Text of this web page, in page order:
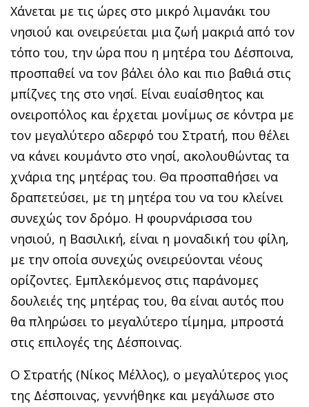
Χάνεται με τις ώρες στο μικρό λιμανάκι του
νησιού και ονειρεύεται μια ζωή μακριά από τον
τόπο του, την ώρα που η μητέρα του Δέσποινα,
προσπαθεί να τον βάλει όλο και πιο βαθιά στις
μπίζνες της στο νησί. Είναι ευαίσθητος και
ονειροπόλος και έρχεται μονίμως σε κόντρα με
τον μεγαλύτερο αδερφό του Στρατή, που θέλει
να κάνει κουμάντο στο νησί, ακολουθώντας τα
χνάρια της μητέρας του. Θα προσπαθήσει να
δραπετεύσει, με τη μητέρα του να του κλείνει
συνεχώς τον δρόμο. Η φουρνάρισσα του
νησιού, η Βασιλική, είναι η μοναδική του φίλη,
με την οποία συνεχώς ονειρεύονται νέους
ορίζοντες. Εμπλεκόμενος στις παράνομες
δουλειές της μητέρας του, θα είναι αυτός που
θα πληρώσει το μεγαλύτερο τίμημα, μπροστά
στις επιλογές της Δέσποινας.
Ο Στρατής (Νίκος Μέλλος), ο μεγαλύτερος γιος
της Δέσποινας, γεννήθηκε και μεγάλωσε στο